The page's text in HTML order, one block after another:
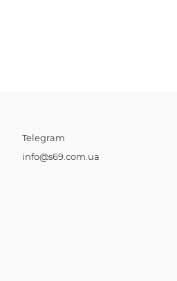
Telegram
info@s69.com.ua